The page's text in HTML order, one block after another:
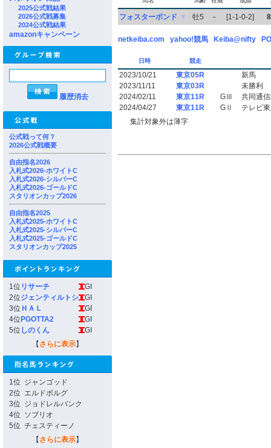
2025公式戦結果
2026公式戦募集
2024公式戦結果
amazonキャンペーン
履歴消去
公式戦って何？
2026公式戦概要
自由指名2026
入札式2026-ホワイトC
入札式2026-シルバーC
入札式2026-ゴールドC
スタリオンカップ2026
自由指名2025
入札式2025-ホワイトC
入札式2025-シルバーC
入札式2025-ゴールドC
スタリオンカップ2025
1位 リサーチ
GI
2位ジェンティルトシ
GI
3位 ＨＡＬ
GI
4位 PGOTTA2
GI
5位 しのくん
GI
【 さらに表示】
1位 ジャンゴッド
2位 エルドボルグ
3位 ジョドレルバンク
4位 ソブリオ
5位 チェスティーノ
【 さらに表示】
フォスターボンド ▼ 牡5 － [1-1-0-2]
netkeiba.com yahoo!競馬 Keiba@nifty
日時 競走
2023/10/21 東京05R
新馬
2023/11/11
東京03R
未勝利
2024/02/11
東京11R GⅢ
共同通
2024/04/27
東京11R GⅡ
テレビ
集計対象外は薄字